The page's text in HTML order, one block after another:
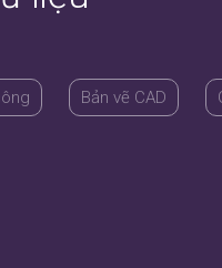
Bản vẽ CAD